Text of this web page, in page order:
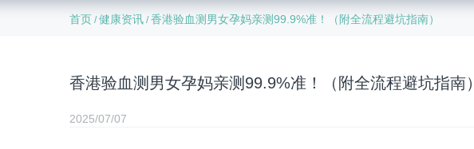
首页 /健康资讯 /香港验血测男女孕妈亲测99.9%准！（附全流程避坑指南）
香港验血测男女孕妈亲测99.9%准！（附全流程避坑指南）
2025/07/07